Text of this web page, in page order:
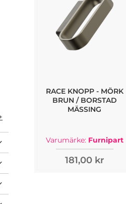
RACE KNOPP - MÖRK
BRUN / BORSTAD
MÄSSING
Varumärke: Furnipart
181,00 kr